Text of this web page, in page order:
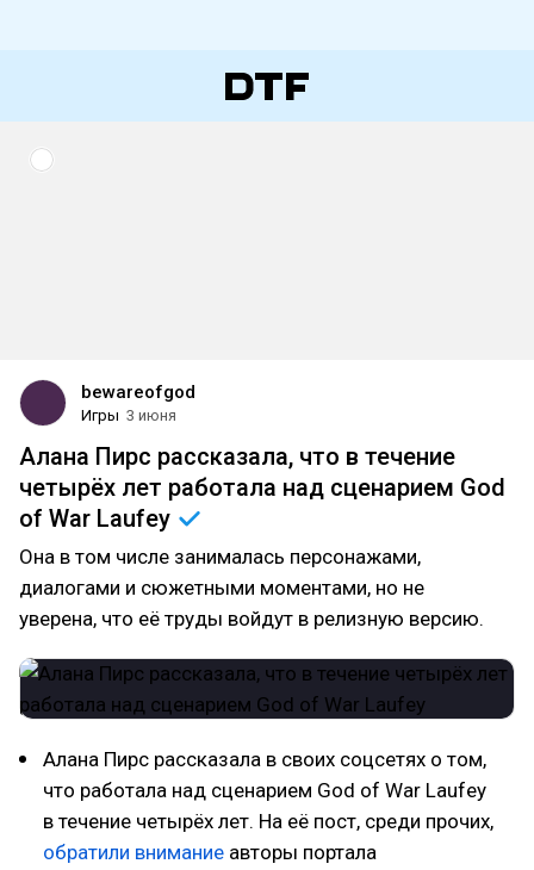
bewareofgod
Игры 3 июня
Алана Пирс рассказала, что в течение
четырёх лет работала над сценарием God
of War Laufey
Она в том числе занималась персонажами,
диалогами и сюжетными моментами, но не
уверена, что её труды войдут в релизную версию.
Алана Пирс рассказала в своих соцсетях о том,
что работала над сценарием God of War Laufey
в течение четырёх лет. На её пост, среди прочих,
обратили внимание авторы портала